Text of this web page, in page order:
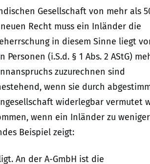
Gesellschaft von mehr als
Recht muss ein Inländer die
in diesem Sinne liegt
(i.S.d. § 1 Abs. 2 AStG)
zuzurechnen sind
wenn sie durch
widerlegbar vermutet
wenn ein Inländer zu
Beispiel zeigt:
An der A-GmbH ist die